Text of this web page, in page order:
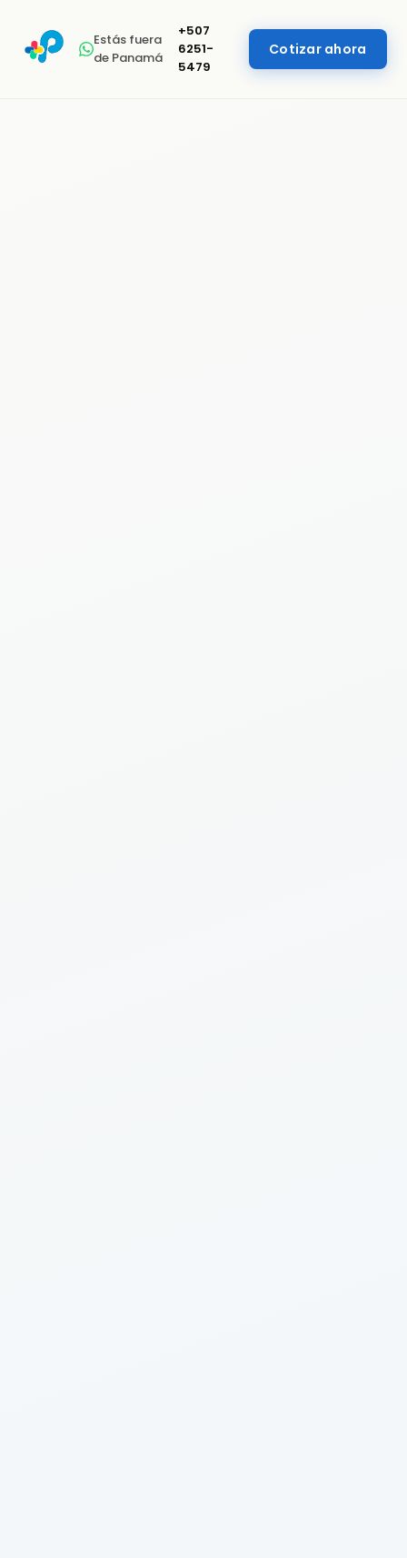
Estás fuera
de Panamá
+507
6251-
5479
Cotizar ahora